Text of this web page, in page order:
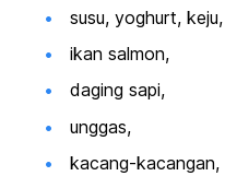
susu, yoghurt, keju,
ikan salmon,
daging sapi,
unggas,
kacang-kacangan,